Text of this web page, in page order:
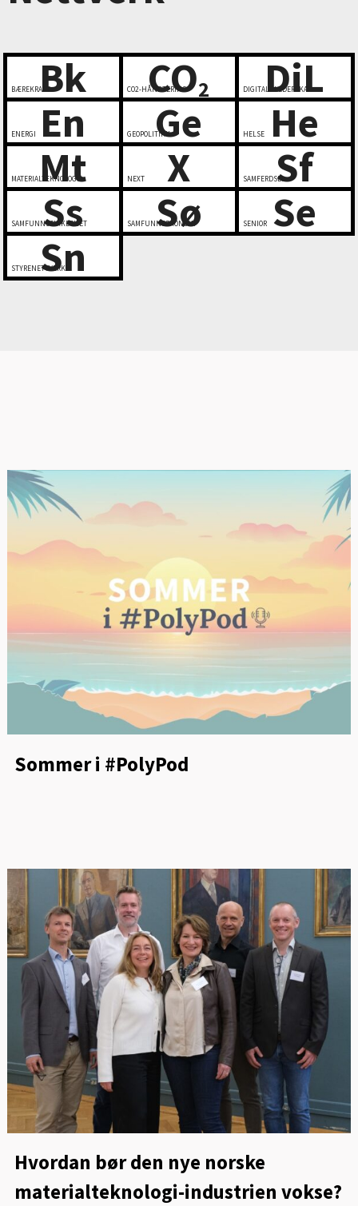
Bk
BÆREKRAFT CO2
CO2-HÅNDTERING DiL
DIGITALT LEDERSKAP
En
ENERGI Ge
GEOPOLITIKK He
HELSE
Mt
MATERIALTEKNOLOGI X
NEXT Sf
SAMFERDSEL
Ss
SAMFUNNSSIKKERHET Sø
SAMFUNNSØKONOMI Se
SENIOR
Sn
STYRENETTVERK
Sommer i #PolyPod
Hvordan bør den nye norske
materialteknologi-industrien vokse?